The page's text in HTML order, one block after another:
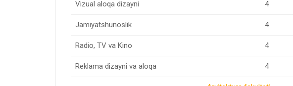
Vizual aloqa dizayni 4
Jamiyatshunoslik 4
Radio, TV va Kino 4
Reklama dizayni va aloqa 4